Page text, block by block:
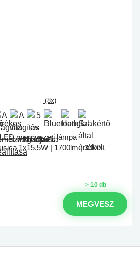
(8x)
mennyezeti lámpa
1x15,5W | 1700lm | 3000-
> 10 db
MEGVESZ